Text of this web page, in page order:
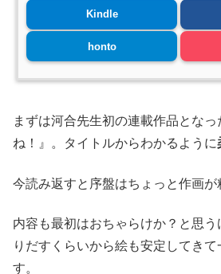
Kindle
honto
まずは河合先生初の連載作品とな
ね！』。タイトルからわかるように
今読み返すと序盤はちょっと作画が
内容も最初はおちゃらけか？と思
りだすくらいから絵も安定してき
す。